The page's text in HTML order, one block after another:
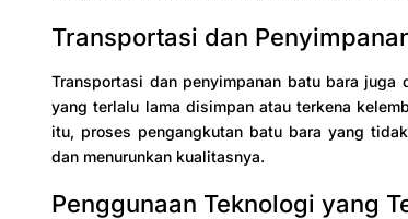
Transportasi dan
Transportasi dan penyimpanan batu bara juga
yang terlalu lama disimpan atau terkena
itu, proses pengangkutan batu bara yang
dan menurunkan kualitasnya.
Penggunaan Teknologi yang